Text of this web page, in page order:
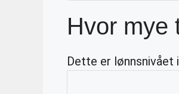
Hvor mye
Dette er lønnsnivået